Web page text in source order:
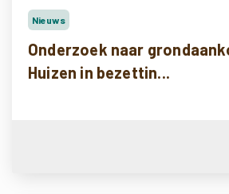
Nieuws
Onderzoek naar
Huizen in bezettin...